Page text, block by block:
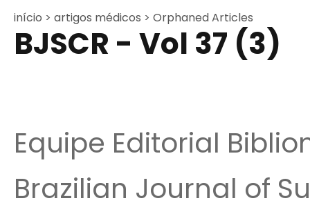
início > artigos médicos > Orphaned Articles
BJSCR - Vol 37 (3)
Equipe Editorial
Brazilian Journal of